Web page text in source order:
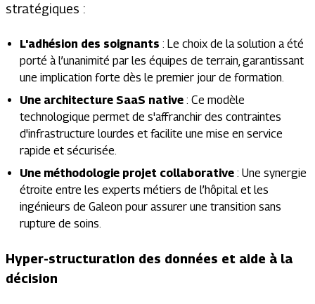
stratégiques :
L'adhésion des soignants : Le choix de la solution a été
porté à l’unanimité par les équipes de terrain, garantissant
une implication forte dès le premier jour de formation.
Une architecture SaaS native : Ce modèle
technologique permet de s'affranchir des contraintes
d'infrastructure lourdes et facilite une mise en service
rapide et sécurisée.
Une méthodologie projet collaborative : Une synergie
étroite entre les experts métiers de l’hôpital et les
ingénieurs de Galeon pour assurer une transition sans
rupture de soins.
Hyper-structuration des données et aide à la
décision